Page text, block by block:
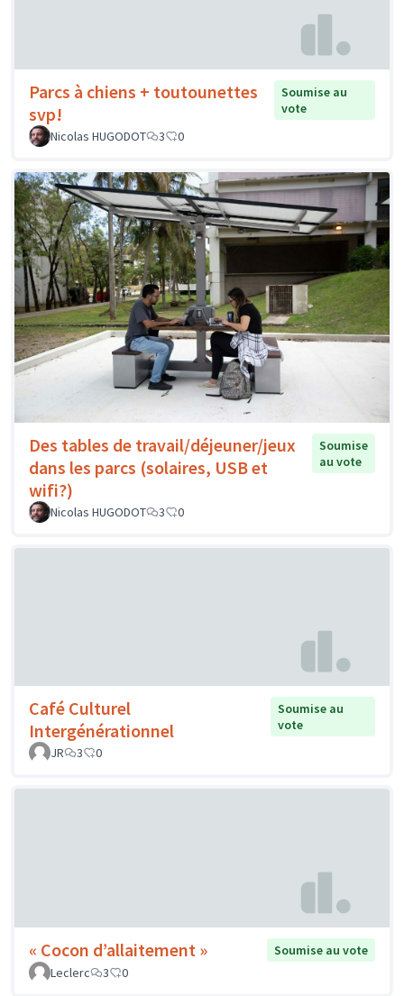
Parcs à chiens + toutounettes
svp!
Soumise au
vote
Nicolas HUGODOT
3 0
Des tables de travail/déjeuner/jeux
dans les parcs (solaires, USB et
wifi?)
Soumise
au vote
Nicolas HUGODOT 3 0
Café Culturel
Intergénérationnel
Soumise au
vote
JR
3 0
« Cocon d’allaitement »
Soumise au vote
Leclerc
3 0